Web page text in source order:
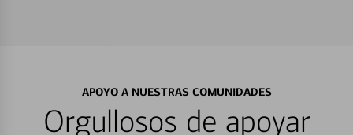
APOYO A NUESTRAS COMUNIDADES
Orgullosos de apoyar